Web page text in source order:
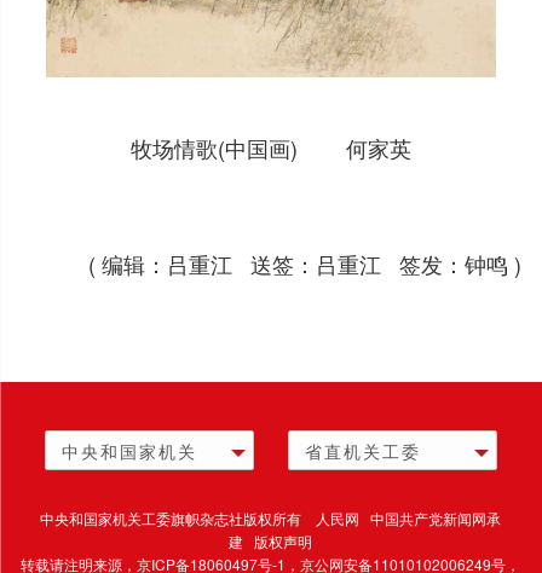
牧场情歌(中国画) 何家英
( 编辑：吕重江 送签：吕重江 签发：钟鸣 )
中央和国家机关 省直机关工委
中央和国家机关工委旗帜杂志社版权所有 人民网 中国共产党新闻网承
建 版权声明
转载请注明来源，京ICP备18060497号-1 ，京公网安备11010102006249号，